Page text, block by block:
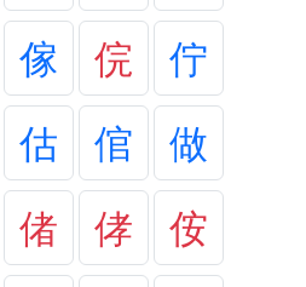
傢 俒
佇
估 倌
做
偖 侾
侒